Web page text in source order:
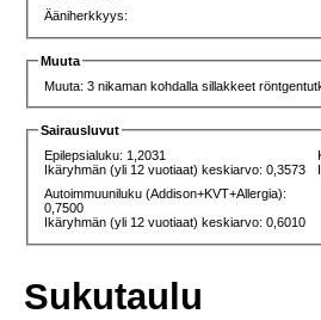
Ääniherkkyys:
Muuta
Muuta: 3 nikaman kohdalla sillakkeet
Sairausluvut
Epilepsialuku: 1,2031
Ikäryhmän (yli 12 vuotiaat) keskiarvo: 0,3573
Autoimmuuniluku (Addison+KVT+Allergia):
0,7500
Ikäryhmän (yli 12 vuotiaat) keskiarvo: 0,6010
Sukutaulu